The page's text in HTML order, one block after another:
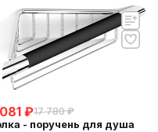
₽17 780 ₽
- поручень для душа